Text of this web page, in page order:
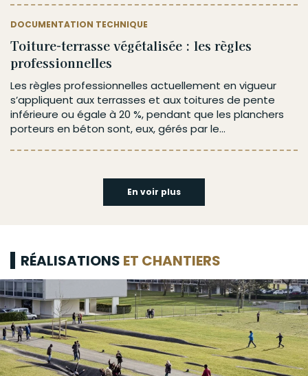
DOCUMENTATION TECHNIQUE
Toiture-terrasse végétalisée : les règles
professionnelles
Les règles professionnelles actuellement en vigueur
s’appliquent aux terrasses et aux toitures de pente
inférieure ou égale à 20 %, pendant que les planchers
porteurs en béton sont, eux, gérés par le...
En voir plus
RÉALISATIONS ET CHANTIERS